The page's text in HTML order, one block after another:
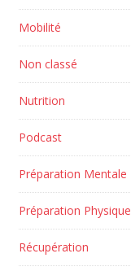
Mobilité
Non classé
Nutrition
Podcast
Préparation Mentale
Préparation Physique
Récupération